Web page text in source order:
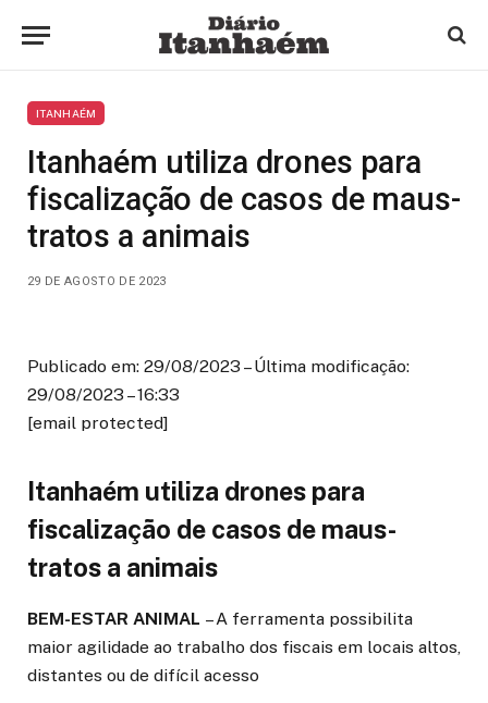
ITANHAÉM
Itanhaém utiliza drones para
fiscalização de casos de maus-
tratos a animais
29 DE AGOSTO DE 2023
Publicado em: 29/08/2023 – Última modificação:
29/08/2023 – 16:33
[email protected]
Itanhaém utiliza drones para
fiscalização de casos de maus-
tratos a animais
BEM-ESTAR ANIMAL – A ferramenta possibilita
maior agilidade ao trabalho dos fiscais em locais altos,
distantes ou de difícil acesso